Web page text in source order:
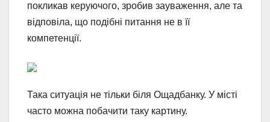
покликав керуючого, зробив зауваження, але та
відповіла, що подібні питання не в її
компетенції.
Така ситуація не тільки біля Ощадбанку. У місті
часто можна побачити таку картину.